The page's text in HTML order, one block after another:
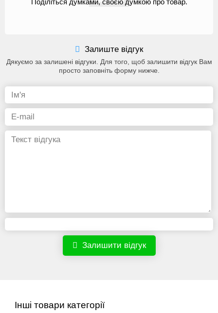
Поділіться думками, своєю думкою про товар.
Залиште відгук
Дякуємо за залишені відгуки. Для того, щоб залишити відгук Вам
просто заповніть форму нижче.
Залишити відгук
Інші товари категорії